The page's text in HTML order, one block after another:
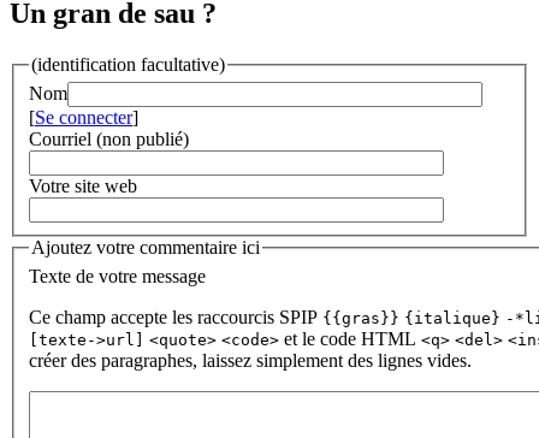
Un gran de sau ?
(identification facultative)
Nom
[Se connecter]
Courriel (non publié)
Votre site web
Ajoutez votre commentaire ici
Texte de votre message
Ce champ accepte les raccourcis SPIP {{gras}} {italique} -
[texte->url] <quote> <code> et le code HTML <q> <del>
créer des paragraphes, laissez simplement des lignes vides.